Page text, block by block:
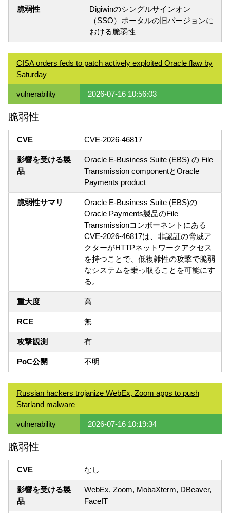
脆弱性
Digiwinのシングルサインオン
（SSO）ポータルの旧バージョンに
おける脆弱性
CISA orders feds to patch actively exploited Oracle flaw by
Saturday
vulnerability 2026-07-16 10:56:03
脆弱性
CVE CVE-2026-46817
影響を受ける製
品
Oracle E-Business Suite (EBS) の File
Transmission componentとOracle
Payments product
脆弱性サマリ
Oracle E-Business Suite (EBS)の
Oracle Payments製品のFile
Transmissionコンポーネントにある
CVE-2026-46817は、非認証の脅威ア
クターがHTTPネットワークアクセス
を持つことで、低複雑性の攻撃で脆弱
なシステムを乗っ取ることを可能にす
る。
重大度 高
RCE 無
攻撃観測 有
PoC公開 不明
Russian hackers trojanize WebEx, Zoom apps to push
Starland malware
vulnerability 2026-07-16 10:19:34
脆弱性
CVE なし
影響を受ける製
品
WebEx, Zoom, MobaXterm, DBeaver,
FaceIT